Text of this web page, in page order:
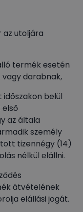
utoljára
termék esetén
darabnak,
belül
az általa
személy
tizennégy (14)
nélkül elállni.
átvételének
elállási jogát.